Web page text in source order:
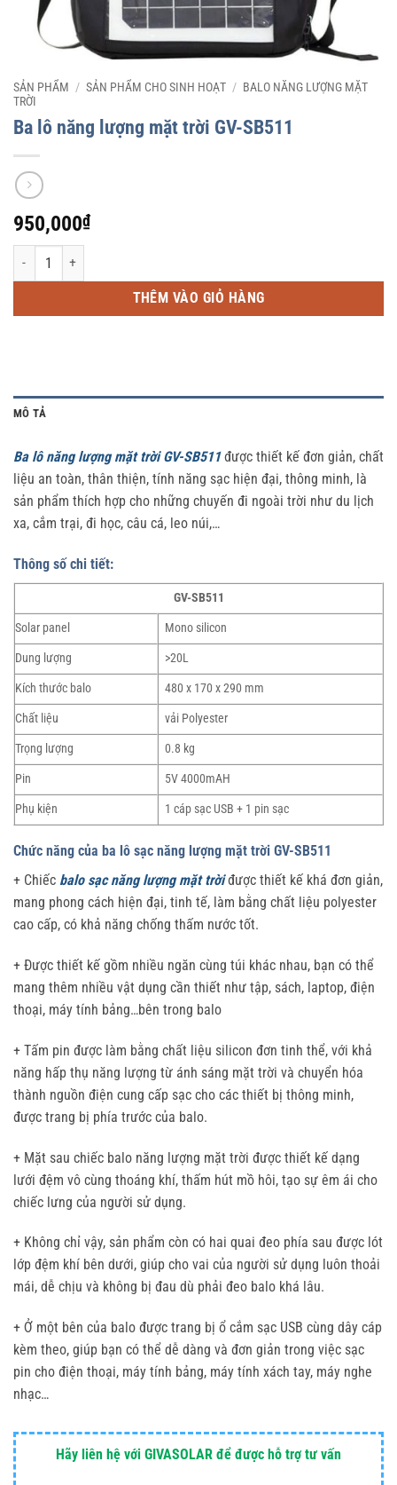
SẢN PHẨM / SẢN PHẨM CHO SINH HOẠT / BALO NĂNG LƯỢNG MẶT
TRỜI
Ba lô năng lượng mặt trời GV-SB511
950,000₫
Ba lô năng lượng mặt trời GV-SB511 số lượng
THÊM VÀO GIỎ HÀNG
MÔ TẢ
Ba lô năng lượng mặt trời GV-SB511được thiết kế đơn giản, chất
liệu an toàn, thân thiện, tính năng sạc hiện đại, thông minh, là
sản phẩm thích hợp cho những chuyến đi ngoài trời như du lịch
xa, cắm trại, đi học, câu cá, leo núi,…
Thông số chi tiết:
GV-SB511
Solar panel
Mono silicon
Dung lượng
>20L
Kích thước balo
480 x 170 x 290 mm
Chất liệu
vải Polyester
Trọng lượng
0.8 kg
Pin
5V 4000mAH
Phụ kiện
1 cáp sạc USB + 1 pin sạc
Chức năng của ba lô sạc năng lượng mặt trời GV-SB511
+ Chiếc balo sạc năng lượng mặt trờiđược thiết kế khá đơn giản,
mang phong cách hiện đại, tinh tế, làm bằng chất liệu polyester
cao cấp, có khả năng chống thấm nước tốt.
+ Được thiết kế gồm nhiều ngăn cùng túi khác nhau, bạn có thể
mang thêm nhiều vật dụng cần thiết như tập, sách, laptop, điện
thoại, máy tính bảng…bên trong balo
+ Tấm pin được làm bằng chất liệu silicon đơn tinh thể, với khả
năng hấp thụ năng lượng từ ánh sáng mặt trời và chuyển hóa
thành nguồn điện cung cấp sạc cho các thiết bị thông minh,
được trang bị phía trước của balo.
+ Mặt sau chiếc balo năng lượng mặt trời được thiết kế dạng
lưới đệm vô cùng thoáng khí, thấm hút mồ hôi, tạo sự êm ái cho
chiếc lưng của người sử dụng.
+ Không chỉ vậy, sản phẩm còn có hai quai đeo phía sau được lót
lớp đệm khí bên dưới, giúp cho vai của người sử dụng luôn thoải
mái, dễ chịu và không bị đau dù phải đeo balo khá lâu.
+ Ở một bên của balo được trang bị ổ cắm sạc USB cùng dây cáp
kèm theo, giúp bạn có thể dễ dàng và đơn giản trong việc sạc
pin cho điện thoại, máy tính bảng, máy tính xách tay, máy nghe
nhạc…
Hãy liên hệ với GIVASOLAR để được hỗ trợ tư vấn